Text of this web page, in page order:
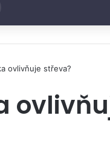
ovlivňuje střeva?